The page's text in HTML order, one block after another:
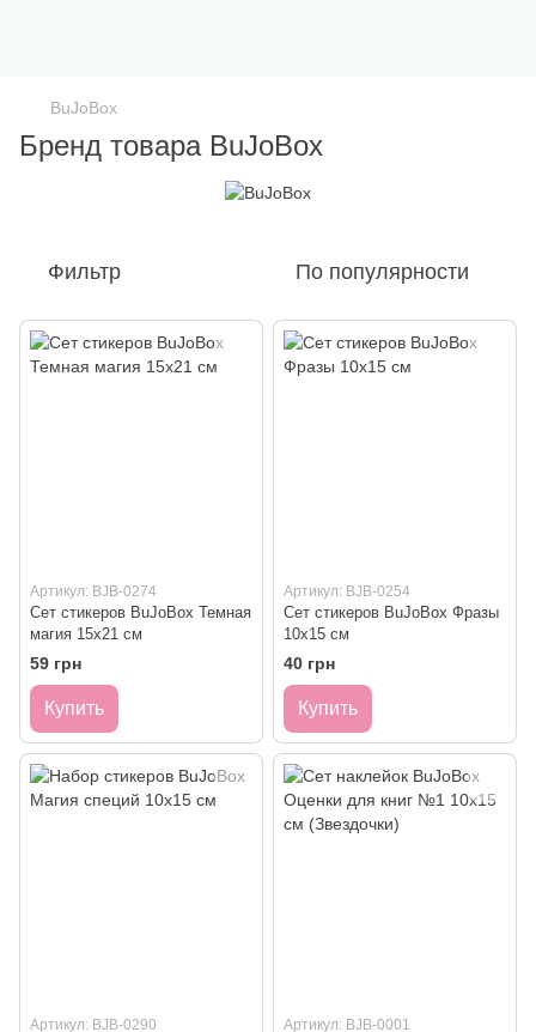
BuJoBox
Бренд товара BuJoBox
Фильтр По популярности
Артикул: BJB-0274
Сет стикеров BuJoBox Темная
магия 15х21 см
59 грн
Купить
Артикул: BJB-0254
Сет стикеров BuJoBox Фразы
10х15 см
40 грн
Купить
Артикул: BJB-0290 Артикул: BJB-0001